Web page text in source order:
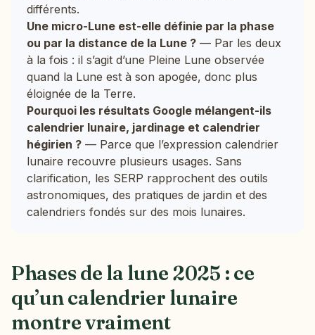
différents.
Une micro-Lune est-elle définie par la phase
ou par la distance de la Lune ? — Par les deux
à la fois : il s’agit d’une Pleine Lune observée
quand la Lune est à son apogée, donc plus
éloignée de la Terre.
Pourquoi les résultats Google mélangent-ils
calendrier lunaire, jardinage et calendrier
hégirien ? — Parce que l’expression calendrier
lunaire recouvre plusieurs usages. Sans
clarification, les SERP rapprochent des outils
astronomiques, des pratiques de jardin et des
calendriers fondés sur des mois lunaires.
Phases de la lune 2025 : ce
qu’un calendrier lunaire
montre vraiment